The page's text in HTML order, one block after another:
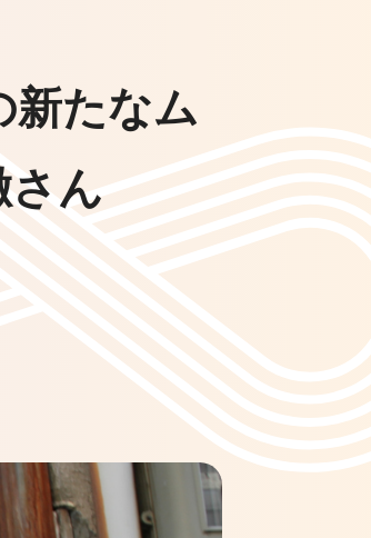
新たなム
さん